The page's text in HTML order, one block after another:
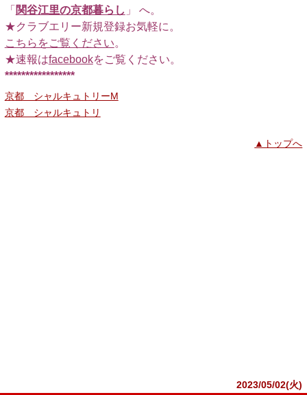
「 関谷江里の京都暮らし 」 へ。
★クラブエリー新規登録お気軽に。
こちらをご覧ください。
★速報はfacebookをご覧ください。
*****************
京都 シャルキュトリーM
京都 シャルキュトリ
▲トップへ
2023/05/02(火)